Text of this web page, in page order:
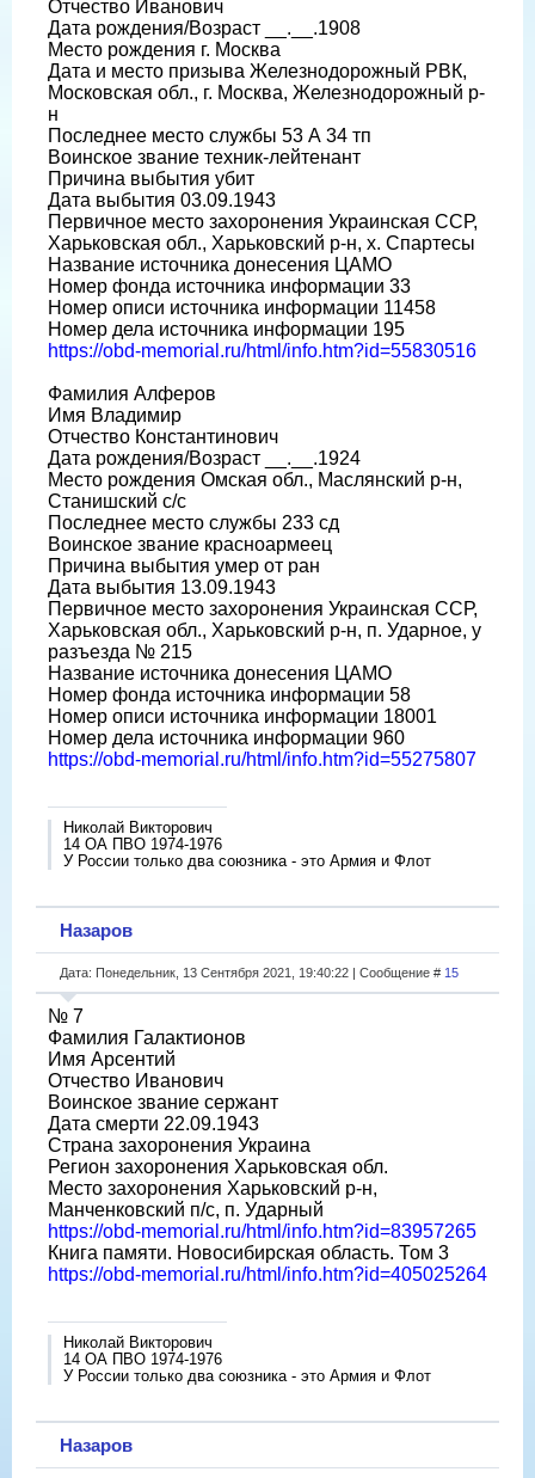
Отчество Иванович
Дата рождения/Возраст __.__.1908
Место рождения г. Москва
Дата и место призыва Железнодорожный РВК,
Московская обл., г. Москва, Железнодорожный р-
н
Последнее место службы 53 А 34 тп
Воинское звание техник-лейтенант
Причина выбытия убит
Дата выбытия 03.09.1943
Первичное место захоронения Украинская ССР,
Харьковская обл., Харьковский р-н, х. Спартесы
Название источника донесения ЦАМО
Номер фонда источника информации 33
Номер описи источника информации 11458
Номер дела источника информации 195
https://obd-memorial.ru/html/info.htm?id=55830516
Фамилия Алферов
Имя Владимир
Отчество Константинович
Дата рождения/Возраст __.__.1924
Место рождения Омская обл., Маслянский р-н,
Станишский с/с
Последнее место службы 233 сд
Воинское звание красноармеец
Причина выбытия умер от ран
Дата выбытия 13.09.1943
Первичное место захоронения Украинская ССР,
Харьковская обл., Харьковский р-н, п. Ударное, у
разъезда № 215
Название источника донесения ЦАМО
Номер фонда источника информации 58
Номер описи источника информации 18001
Номер дела источника информации 960
https://obd-memorial.ru/html/info.htm?id=55275807
Николай Викторович
14 ОА ПВО 1974-1976
У России только два союзника - это Армия и Флот
Назаров
Дата: Понедельник, 13 Сентября 2021, 19:40:22 | Сообщение # 15
№ 7
Фамилия Галактионов
Имя Арсентий
Отчество Иванович
Воинское звание сержант
Дата смерти 22.09.1943
Страна захоронения Украина
Регион захоронения Харьковская обл.
Место захоронения Харьковский р-н,
Манченковский п/с, п. Ударный
https://obd-memorial.ru/html/info.htm?id=83957265
Книга памяти. Новосибирская область. Том 3
https://obd-memorial.ru/html/info.htm?id=405025264
Николай Викторович
14 ОА ПВО 1974-1976
У России только два союзника - это Армия и Флот
Назаров